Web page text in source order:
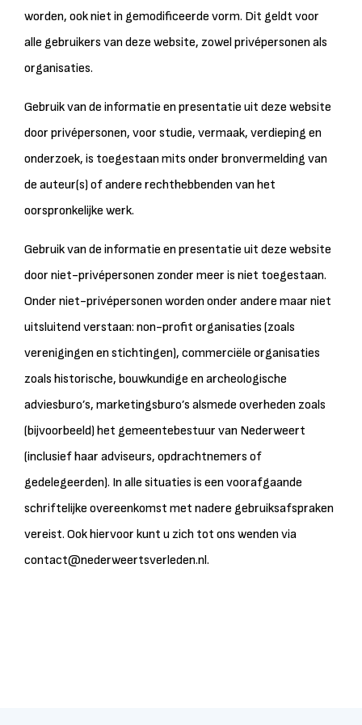
worden, ook niet in gemodificeerde vorm. Dit geldt voor
alle gebruikers van deze website, zowel privépersonen als
organisaties.
Gebruik van de informatie en presentatie uit deze website
door privépersonen, voor studie, vermaak, verdieping en
onderzoek, is toegestaan mits onder bronvermelding van
de auteur(s) of andere rechthebbenden van het
oorspronkelijke werk.
Gebruik van de informatie en presentatie uit deze website
door niet-privépersonen zonder meer is niet toegestaan.
Onder niet-privépersonen worden onder andere maar niet
uitsluitend verstaan: non-profit organisaties (zoals
verenigingen en stichtingen), commerciële organisaties
zoals historische, bouwkundige en archeologische
adviesburo’s, marketingsburo’s alsmede overheden zoals
(bijvoorbeeld) het gemeentebestuur van Nederweert
(inclusief haar adviseurs, opdrachtnemers of
gedelegeerden). In alle situaties is een voorafgaande
schriftelijke overeenkomst met nadere gebruiksafspraken
vereist. Ook hiervoor kunt u zich tot ons wenden via
contact@nederweertsverleden.nl.